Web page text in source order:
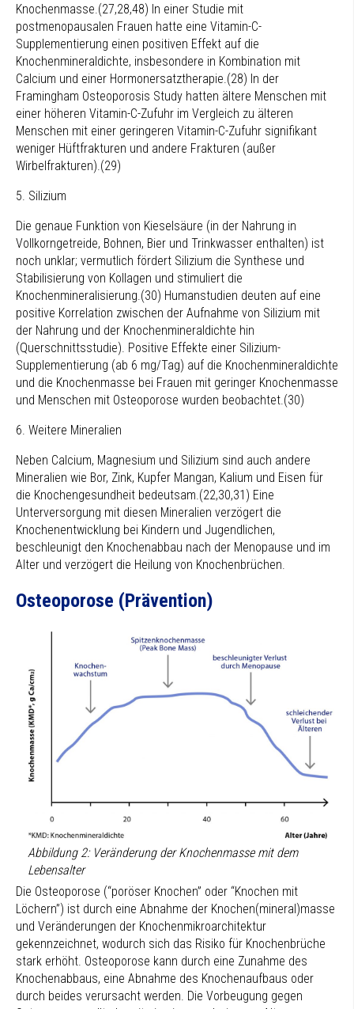
Knochenmasse.(27,28,48) In einer Studie mit
postmenopausalen Frauen hatte eine Vitamin-C-
Supplementierung einen positiven Effekt auf die
Knochenmineraldichte, insbesondere in Kombination mit
Calcium und einer Hormonersatztherapie.(28) In der
Framingham Osteoporosis Study hatten ältere Menschen mit
einer höheren Vitamin-C-Zufuhr im Vergleich zu älteren
Menschen mit einer geringeren Vitamin-C-Zufuhr signifikant
weniger Hüftfrakturen und andere Frakturen (außer
Wirbelfrakturen).(29)
5. Silizium
Die genaue Funktion von Kieselsäure (in der Nahrung in
Vollkorngetreide, Bohnen, Bier und Trinkwasser enthalten) ist
noch unklar; vermutlich fördert Silizium die Synthese und
Stabilisierung von Kollagen und stimuliert die
Knochenmineralisierung.(30) Humanstudien deuten auf eine
positive Korrelation zwischen der Aufnahme von Silizium mit
der Nahrung und der Knochenmineraldichte hin
(Querschnittsstudie). Positive Effekte einer Silizium-
Supplementierung (ab 6 mg/Tag) auf die Knochenmineraldichte
und die Knochenmasse bei Frauen mit geringer Knochenmasse
und Menschen mit Osteoporose wurden beobachtet.(30)
6. Weitere Mineralien
Neben Calcium, Magnesium und Silizium sind auch andere
Mineralien wie Bor, Zink, Kupfer Mangan, Kalium und Eisen für
die Knochengesundheit bedeutsam.(22,30,31) Eine
Unterversorgung mit diesen Mineralien verzögert die
Knochenentwicklung bei Kindern und Jugendlichen,
beschleunigt den Knochenabbau nach der Menopause und im
Alter und verzögert die Heilung von Knochenbrüchen.
Osteoporose (Prävention)
Abbildung 2: Veränderung der Knochenmasse mit dem
Lebensalter
Die Osteoporose (“poröser Knochen” oder “Knochen mit
Löchern”) ist durch eine Abnahme der Knochen(mineral)masse
und Veränderungen der Knochenmikroarchitektur
gekennzeichnet, wodurch sich das Risiko für Knochenbrüche
stark erhöht. Osteoporose kann durch eine Zunahme des
Knochenabbaus, eine Abnahme des Knochenaufbaus oder
durch beides verursacht werden. Die Vorbeugung gegen